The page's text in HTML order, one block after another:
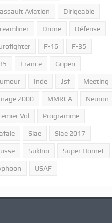
Aviation Dirigeable
Drone Défense
F-16 F-35
France Gripen
Inde Jsf Meeting
2000 MMRCA Neuron
Vol Programme
Siae Siae 2017
Sukhoi Super Hornet
USAF